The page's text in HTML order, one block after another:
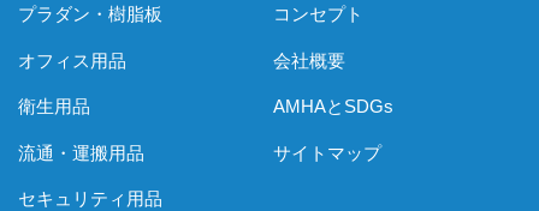
プラダン・樹脂板
オフィス用品
衛生用品
流通・運搬用品
セキュリティ用品
コンセプト
会社概要
AMHAとSDGs
サイトマップ